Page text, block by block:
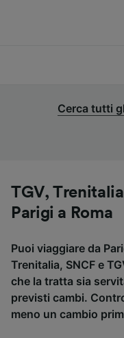
Cerca tutti
TGV,
Parigi a Roma
Puoi viaggiare da
Trenitalia, SNCF e
che la tratta sia
previsti cambi.
meno un cambio